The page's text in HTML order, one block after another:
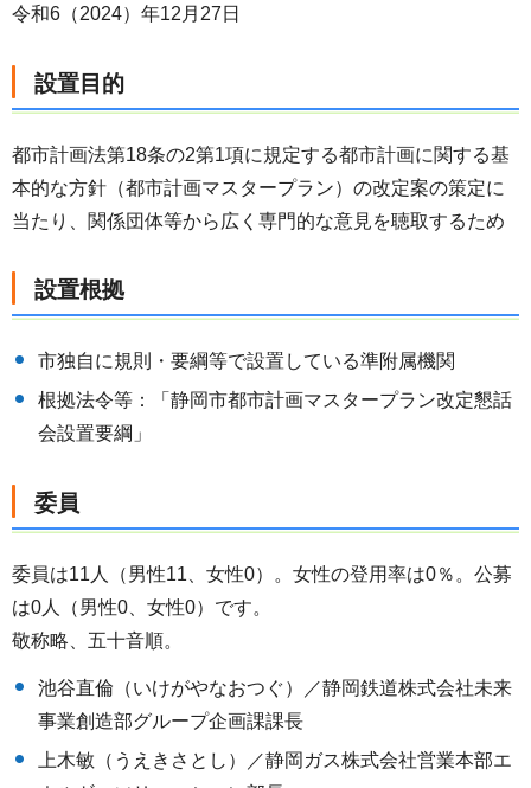
令和6（2024）年12月27日
設置目的
都市計画法第18条の2第1項に規定する都市計画に関する基
本的な方針（都市計画マスタープラン）の改定案の策定に
当たり、関係団体等から広く専門的な意見を聴取するため
設置根拠
市独自に規則・要綱等で設置している準附属機関
根拠法令等：「静岡市都市計画マスタープラン改定懇話
会設置要綱」
委員
委員は11人（男性11、女性0）。女性の登用率は0％。公募
は0人（男性0、女性0）です。
敬称略、五十音順。
池谷直倫（いけがやなおつぐ）／静岡鉄道株式会社未来
事業創造部グループ企画課課長
上木敏（うえきさとし）／静岡ガス株式会社営業本部エ